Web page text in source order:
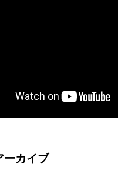
ーカイブ